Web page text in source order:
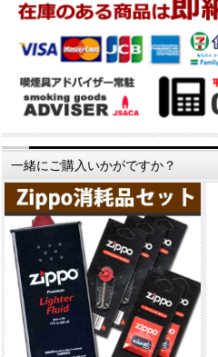
一緒にご購入いかがですか？